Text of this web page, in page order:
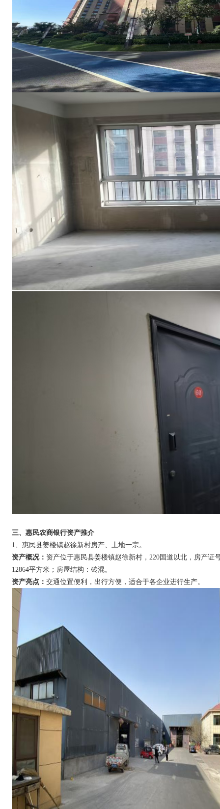
三、惠民农商银行资产推介
1、惠民县姜楼镇赵徐新村房产、土地一宗。
资产概况： 资产位于惠民县姜楼镇赵徐新村，220国道以北，房产证
12864平方米；房屋结构：砖混。
资产亮点： 交通位置便利，出行方便，适合于各企业进行生产。